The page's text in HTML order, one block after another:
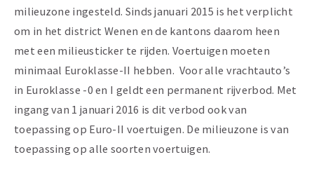
milieuzone ingesteld. Sinds januari 2015 is het verplicht
om in het district Wenen en de kantons daarom heen
met een milieusticker te rijden. Voertuigen moeten
minimaal Euroklasse-II hebben. Voor alle vrachtauto’s
in Euroklasse -0 en I geldt een permanent rijverbod. Met
ingang van 1 januari 2016 is dit verbod ook van
toepassing op Euro-II voertuigen. De milieuzone is van
toepassing op alle soorten voertuigen.